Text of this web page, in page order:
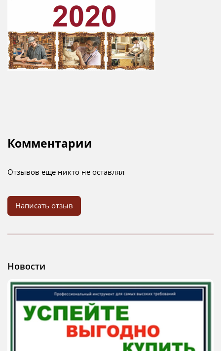
Комментарии
Отзывов еще никто не оставлял
Написать отзыв
Новости